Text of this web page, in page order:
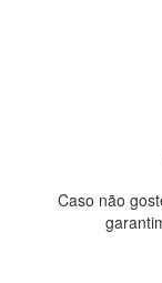
Caso não